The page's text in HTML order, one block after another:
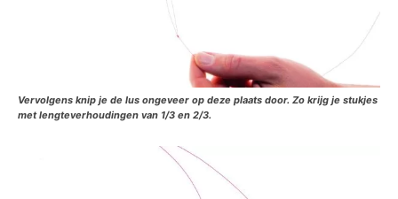
Vervolgens knip je de lus ongeveer op deze plaats door. Zo krijg je stukjes
met lengteverhoudingen van 1/3 en 2/3.